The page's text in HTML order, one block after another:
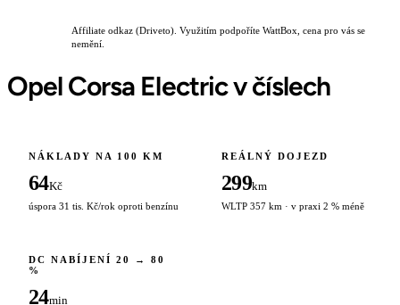
Affiliate odkaz (Driveto). Využitím podpoříte WattBox, cena pro vás se
nemění.
Opel Corsa Electric v číslech
NÁKLADY NA 100 KM
64Kč
úspora 31 tis. Kč/rok oproti benzínu
REÁLNÝ DOJEZD
299km
WLTP 357 km · v praxi 2 % méně
DC NABÍJENÍ 20 → 80
%
24min